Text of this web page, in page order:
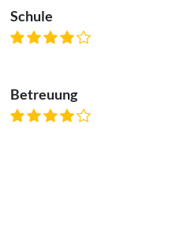
Schule
Betreuung